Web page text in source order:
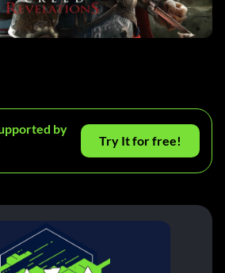
by
Try It for free!